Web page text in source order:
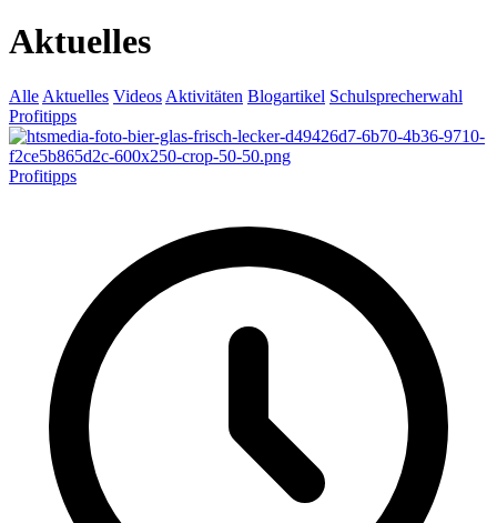
Aktuelles
Alle Aktuelles Videos Aktivitäten Blogartikel Schulsprecherwahl
Profitipps
Profitipps